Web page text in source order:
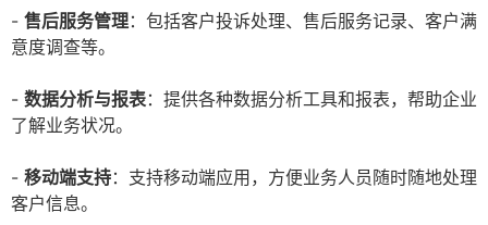
- 售后服务管理：包括客户投诉处理、售后服务记录、客户满
意度调查等。
- 数据分析与报表：提供各种数据分析工具和报表，帮助企业
了解业务状况。
- 移动端支持：支持移动端应用，方便业务人员随时随地处理
客户信息。